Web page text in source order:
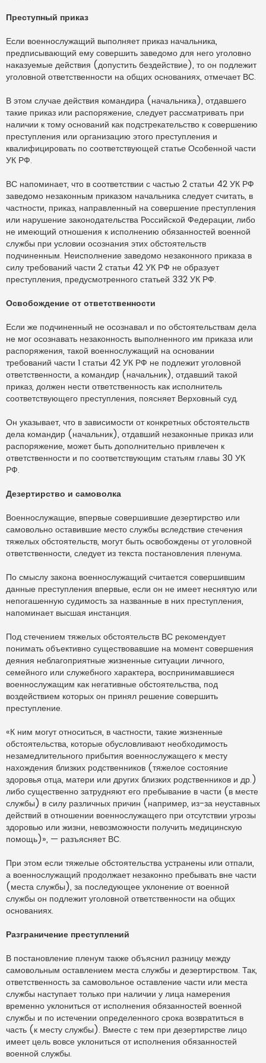
Преступный приказ
Если военнослужащий выполняет приказ начальника,
предписывающий ему совершить заведомо для него уголовно
наказуемые действия (допустить бездействие), то он подлежит
уголовной ответственности на общих основаниях, отмечает ВС.
В этом случае действия командира (начальника), отдавшего
такие приказ или распоряжение, следует рассматривать при
наличии к тому оснований как подстрекательство к совершению
преступления или организацию этого преступления и
квалифицировать по соответствующей статье Особенной части
УК РФ.
ВС напоминает, что в соответствии с частью 2 статьи 42 УК РФ
заведомо незаконным приказом начальника следует считать, в
частности, приказ, направленный на совершение преступления
или нарушение законодательства Российской Федерации, либо
не имеющий отношения к исполнению обязанностей военной
службы при условии осознания этих обстоятельств
подчиненным. Неисполнение заведомо незаконного приказа в
силу требований части 2 статьи 42 УК РФ не образует
преступления, предусмотренного статьей 332 УК РФ.
Освобождение от ответственности
Если же подчиненный не осознавал и по обстоятельствам дела
не мог осознавать незаконность выполненного им приказа или
распоряжения, такой военнослужащий на основании
требований части 1 статьи 42 УК РФ не подлежит уголовной
ответственности, а командир (начальник), отдавший такой
приказ, должен нести ответственность как исполнитель
соответствующего преступления, поясняет Верховный суд.
Он указывает, что в зависимости от конкретных обстоятельств
дела командир (начальник), отдавший незаконные приказ или
распоряжение, может быть дополнительно привлечен к
ответственности и по соответствующим статьям главы 30 УК
РФ.
Дезертирство и самоволка
Военнослужащие, впервые совершившие дезертирство или
самовольно оставившие место службы вследствие стечения
тяжелых обстоятельств, могут быть освобождены от уголовной
ответственности, следует из текста постановления пленума.
По смыслу закона военнослужащий считается совершившим
данные преступления впервые, если он не имеет неснятую или
непогашенную судимость за названные в них преступления,
напоминает высшая инстанция.
Под стечением тяжелых обстоятельств ВС рекомендует
понимать объективно существовавшие на момент совершения
деяния неблагоприятные жизненные ситуации личного,
семейного или служебного характера, воспринимавшиеся
военнослужащим как негативные обстоятельства, под
воздействием которых он принял решение совершить
преступление.
«К ним могут относиться, в частности, такие жизненные
обстоятельства, которые обусловливают необходимость
незамедлительного прибытия военнослужащего к месту
нахождения близких родственников (тяжелое состояние
здоровья отца, матери или других близких родственников и др.)
либо существенно затрудняют его пребывание в части (в месте
службы) в силу различных причин (например, из-за неуставных
действий в отношении военнослужащего при отсутствии угрозы
здоровью или жизни, невозможности получить медицинскую
помощь)», — разъясняет ВС.
При этом если тяжелые обстоятельства устранены или отпали,
а военнослужащий продолжает незаконно пребывать вне части
(места службы), за последующее уклонение от военной
службы он подлежит уголовной ответственности на общих
основаниях.
Разграничение преступлений
В постановление пленум также объяснил разницу между
самовольным оставлением места службы и дезертирством. Так,
ответственность за самовольное оставление части или места
службы наступает только при наличии у лица намерения
временно уклониться от исполнения обязанностей военной
службы и по истечении определенного срока возвратиться в
часть (к месту службы). Вместе с тем при дезертирстве лицо
имеет цель вовсе уклониться от исполнения обязанностей
военной службы.